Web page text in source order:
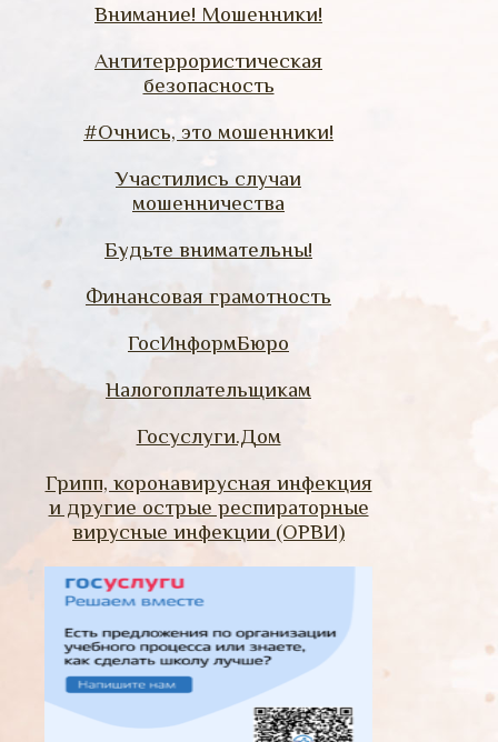
Внимание! Мошенники!
Антитеррористическая
безопасность
#Очнись, это мошенники!
Участились случаи
мошенничества
Будьте внимательны!
Финансовая грамотность
ГосИнформБюро
Налогоплательщикам
Госуслуги.Дом
Грипп, коронавирусная инфекция
и другие острые респираторные
вирусные инфекции (ОРВИ)